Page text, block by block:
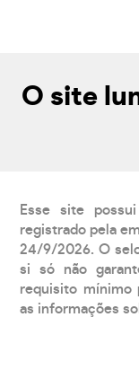
O site
Esse site
registrado pela
24/9/2026. O
si só não
requisito mínimo
as informações